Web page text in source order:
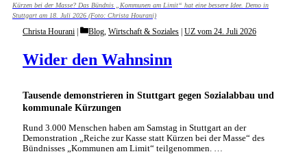
Kürzen bei der Masse? Das Bündnis „Kommunen am Limit“ hat eine bessere Idee. Demo in
Stuttgart am 18. Juli 2026 (Foto: Christa Hourani)
Tausende demonstrieren in Stuttgart gegen Sozialabbau und
kommunale Kürzungen
Wider den Wahnsinn
Christa Hourani Categories
Blog, Wirtschaft & Soziales UZ vom 24. Juli 2026
Rund 3.000 Menschen haben am Samstag in Stuttgart an der
Demonstration „Reiche zur Kasse statt Kürzen bei der Masse“ des
Bündnisses „Kommunen am Limit“ teilgenommen. …